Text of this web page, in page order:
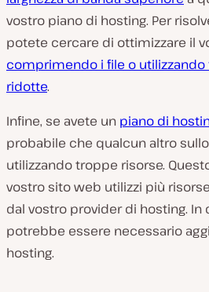
vostro piano di hosting. Per
potete cercare di ottimizzare il
comprimendo i file o
ridotte.
Infine, se avete un piano di
probabile che qualcun altro
utilizzando troppe risorse.
vostro sito web utilizzi più
dal vostro provider di hosting. In
potrebbe essere necessario
hosting.